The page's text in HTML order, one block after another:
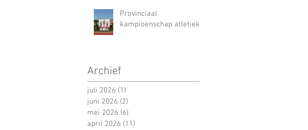
Provinciaal
kampioenschap atletiek
Archief
juli 2026 (1)
juni 2026 (2)
mei 2026 (6)
april 2026 (11)